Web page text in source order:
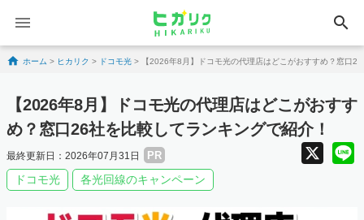
search
Skip to content
ホーム > ヒカリク > ドコモ光 > 【2026年8月】ドコモ光の代理店はどこがおすすめ？窓口
【2026年8月】ドコモ光の代理店はどこがおすす
め？窓口26社を比較してランキングで紹介！
最終更新日：2026年07月31日 PR X
ドコモ光 各光回線のキャンペーン